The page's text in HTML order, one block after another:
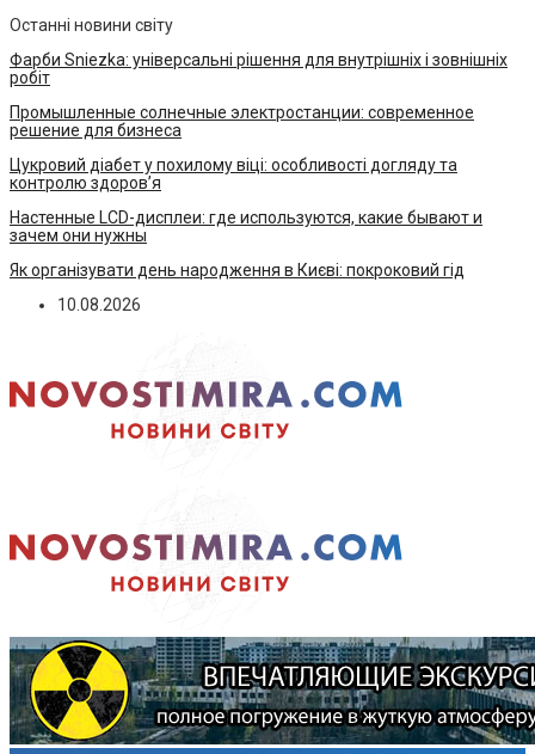
Останні новини світу
Фарби Sniezka: універсальні рішення для внутрішніх і зовнішніх
робіт
Промышленные солнечные электростанции: современное
решение для бизнеса
Цукровий діабет у похилому віці: особливості догляду та
контролю здоров’я
Настенные LCD-дисплеи: где используются, какие бывают и
зачем они нужны
Як організувати день народження в Києві: покроковий гід
10.08.2026